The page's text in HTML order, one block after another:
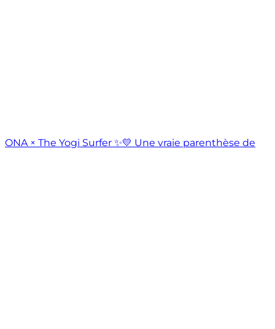
ONA × The Yogi Surfer ✨️💛 Une vraie parenthèse de